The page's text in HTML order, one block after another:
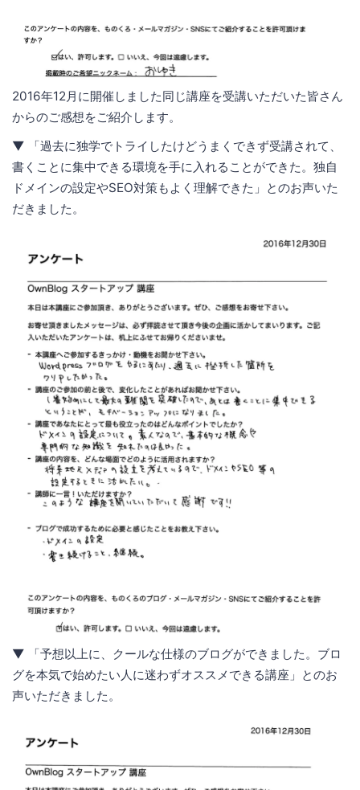
2016年12月に開催しました同じ講座を受講いただいた皆さん
からのご感想をご紹介します。
▼ 「過去に独学でトライしたけどうまくできず受講されて、
書くことに集中できる環境を手に入れることができた。独自
ドメインの設定やSEO対策もよく理解できた」とのお声いた
だきました。
▼ 「予想以上に、クールな仕様のブログができました。ブロ
グを本気で始めたい人に迷わずオススメできる講座」とのお
声いただきました。